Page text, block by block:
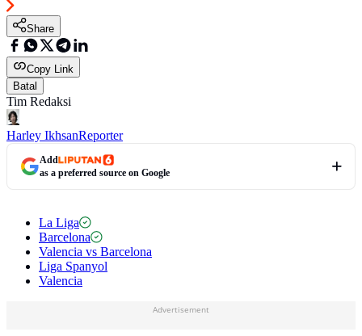
Share
Copy Link
Batal
Tim Redaksi
Harley IkhsanReporter
Add
as a preferred source on Google
La Liga
Barcelona
Valencia vs Barcelona
Liga Spanyol
Valencia
Advertisement